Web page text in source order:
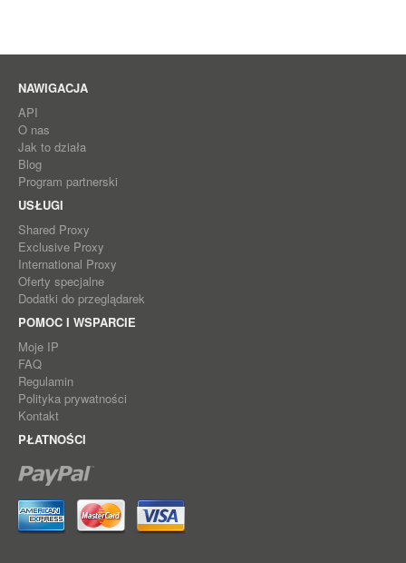
NAWIGACJA
API
O nas
Jak to działa
Blog
Program partnerski
USŁUGI
Shared Proxy
Exclusive Proxy
International Proxy
Oferty specjalne
Dodatki do przeglądarek
POMOC I WSPARCIE
Moje IP
FAQ
Regulamin
Polityka prywatności
Kontakt
PŁATNOŚCI